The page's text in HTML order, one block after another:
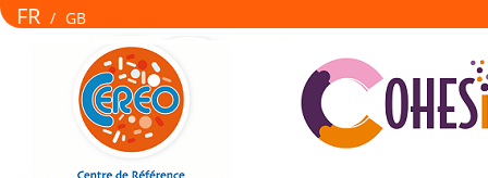
FR / GB